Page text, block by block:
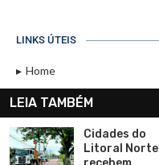
LINKS ÚTEIS
Home
Assinar
Contato
Política de Privacidade
LEIA TAMBÉM
Cidades do
Litoral Norte